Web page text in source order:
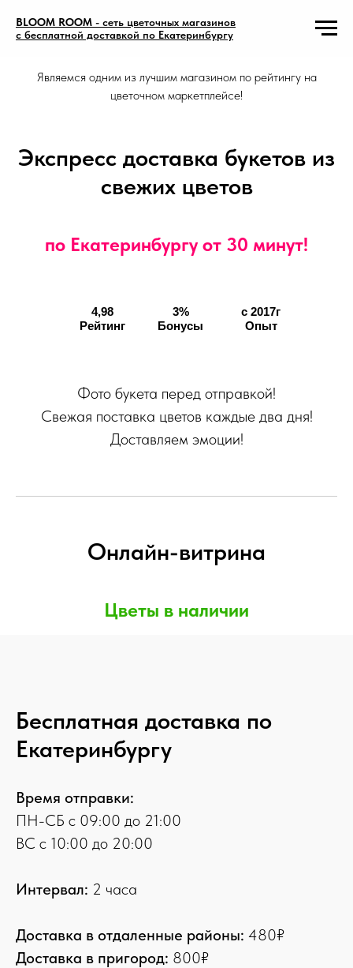
BLOOM ROOM - сеть цветочных магазинов
с бесплатной доставкой по Екатеринбургу
⭐️⭐️⭐️⭐️⭐️
Являемся одним из лучшим магазином по рейтингу на
цветочном маркетплейсе!
Экспресс доставка букетов из
свежих цветов
по Екатеринбургу от 30 минут!
4,98
Рейтинг
3%
Бонусы
с 2017г
Опыт
Фото букета перед отправкой!
Свежая поставка цветов каждые два дня!
Доставляем эмоции!
Онлайн-витрина
Цветы в наличии
Бесплатная доставка по
Екатеринбургу
Время отправки:
ПН-СБ с 09:00 до 21:00
ВС с 10:00 до 20:00
Интервал: 2 часа
Доставка в отдаленные районы: 480₽
Доставка в пригород: 800₽